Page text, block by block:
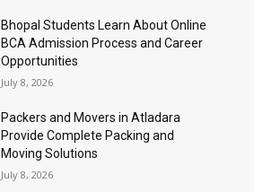
Bhopal Students Learn About Online
BCA Admission Process and Career
Opportunities
July 8, 2026
Packers and Movers in Atladara
Provide Complete Packing and
Moving Solutions
July 8, 2026